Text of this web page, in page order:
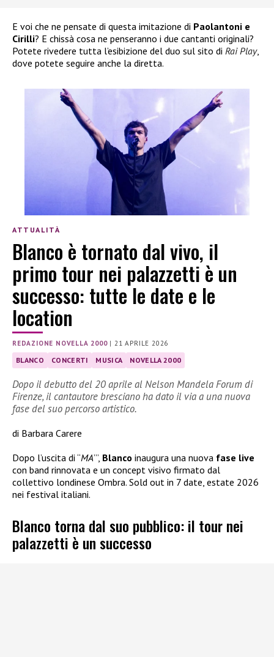
E voi che ne pensate di questa imitazione di Paolantoni e
Cirilli? E chissà cosa ne penseranno i due cantanti originali?
Potete rivedere tutta l’esibizione del duo sul sito di Rai Play,
dove potete seguire anche la diretta.
ATTUALITÀ
Blanco è tornato dal vivo, il
primo tour nei palazzetti è un
successo: tutte le date e le
location
REDAZIONE NOVELLA 2000| 21 APRILE 2026
BLANCO CONCERTI MUSICA NOVELLA 2000
Dopo il debutto del 20 aprile al Nelson Mandela Forum di
Firenze, il cantautore bresciano ha dato il via a una nuova
fase del suo percorso artistico.
di Barbara Carere
Dopo l’uscita di “MA’”, Blanco inaugura una nuova fase live
con band rinnovata e un concept visivo firmato dal
collettivo londinese Ombra. Sold out in 7 date, estate 2026
nei festival italiani.
Blanco torna dal suo pubblico: il tour nei
palazzetti è un successo